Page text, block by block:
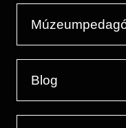
Blog